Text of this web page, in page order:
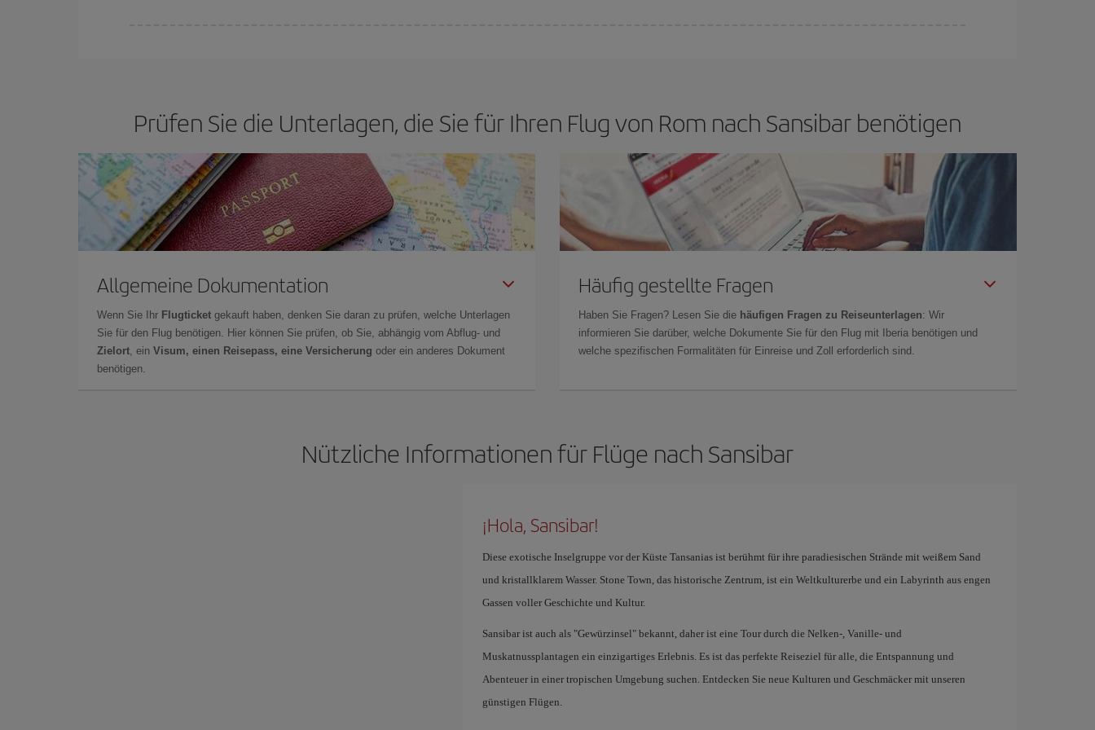
Prüfen Sie die Unterlagen, die Sie für Ihren Flug von Rom nach Sansibar benötigen
Allgemeine Dokumentation
Wenn Sie Ihr Flugticket gekauft haben, denken Sie daran zu prüfen, welche Unterlagen
Sie für den Flug benötigen. Hier können Sie prüfen, ob Sie, abhängig vom Abflug- und
Zielort, ein Visum, einen Reisepass, eine Versicherung oder ein anderes Dokument
benötigen.
Häufig gestellte Fragen
Haben Sie Fragen? Lesen Sie die häufigen Fragen zu Reiseunterlagen: Wir
informieren Sie darüber, welche Dokumente Sie für den Flug mit Iberia benötigen und
welche spezifischen Formalitäten für Einreise und Zoll erforderlich sind.
Nützliche Informationen für Flüge nach Sansibar
¡Hola, Sansibar!
Diese exotische Inselgruppe vor der Küste Tansanias ist berühmt für ihre paradiesischen Strände mit weißem Sand
und kristallklarem Wasser. Stone Town, das historische Zentrum, ist ein Weltkulturerbe und ein Labyrinth aus engen
Gassen voller Geschichte und Kultur.
Sansibar ist auch als "Gewürzinsel" bekannt, daher ist eine Tour durch die Nelken-, Vanille- und
Muskatnussplantagen ein einzigartiges Erlebnis. Es ist das perfekte Reiseziel für alle, die Entspannung und
Abenteuer in einer tropischen Umgebung suchen. Entdecken Sie neue Kulturen und Geschmäcker mit unseren
günstigen Flügen.